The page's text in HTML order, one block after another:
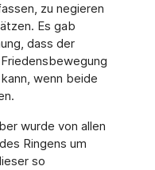
zu negieren
Es gab
dass der
wenn beide
wurde von allen
Ringens um
so